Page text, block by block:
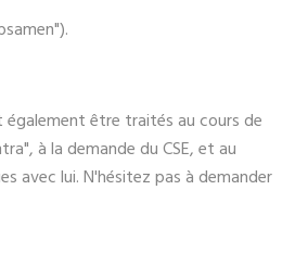
également être traités au cours de
à la demande du CSE, et au
avec lui. N'hésitez pas à demander